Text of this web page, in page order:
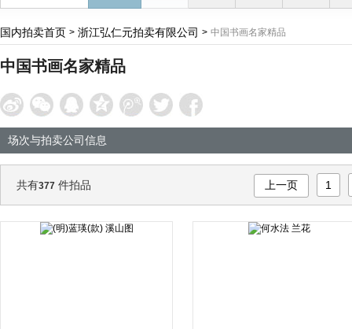
国内拍卖首页 > 浙江弘仁元拍卖有限公司 > 中国书画名家精品
中国书画名家精品
场次与拍卖公司信息
共有377 件拍品 上一页 1